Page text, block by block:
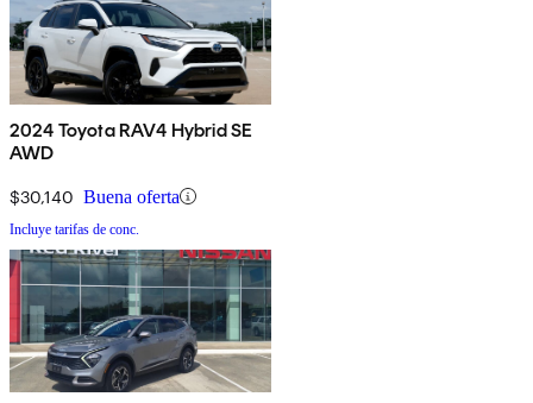
2024 Toyota RAV4 Hybrid SE
AWD
$30,140 Buena oferta
Incluye tarifas de conc.